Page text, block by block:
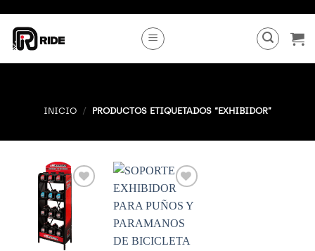
contenido
INICIO / PRODUCTOS ETIQUETADOS “EXHIBIDOR”
Añadir
Wishlist
a